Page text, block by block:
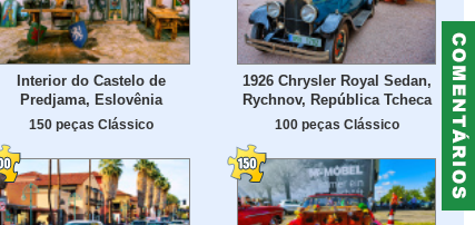
Interior do Castelo de
Predjama, Eslovênia
150 peças Clássico
1926 Chrysler Royal Sedan,
Rychnov, República Tcheca
100 peças Clássico